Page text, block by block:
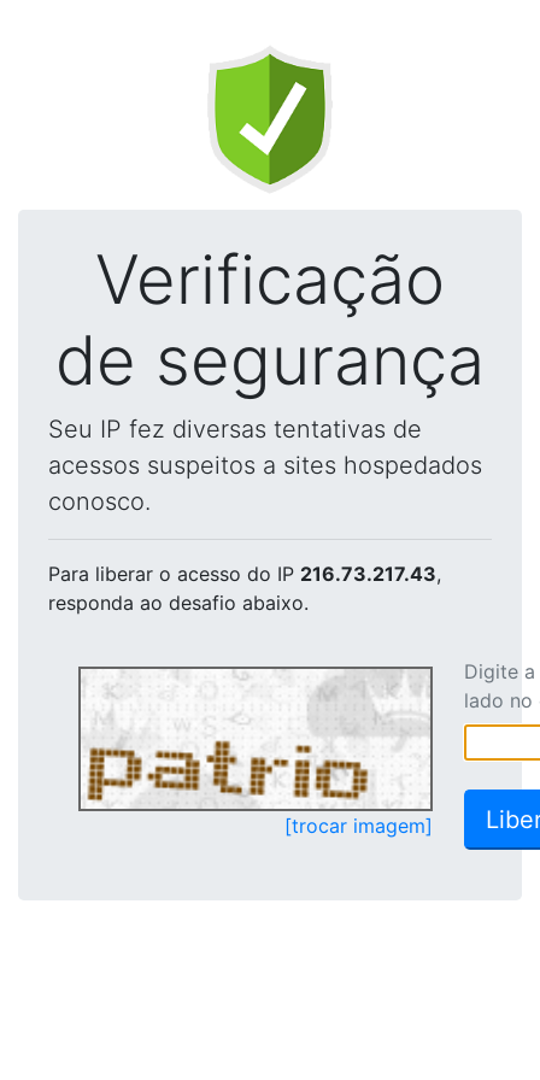
Verificação
de segurança
Seu IP fez diversas tentativas de
acessos suspeitos a sites hospedados
conosco.
Para liberar o acesso do IP 216.73.217.43,
responda ao desafio abaixo.
[trocar imagem]
Digite
lado no